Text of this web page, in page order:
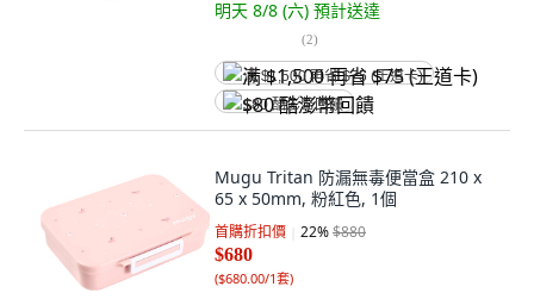
明天 8/8 (六) 預計送達
(2)
满 $1,500 再省 $75 (王道卡)
$80 酷澎幣回饋
Mugu Tritan 防漏無毒便當盒 210 x
65 x 50mm, 粉紅色, 1個
首購折扣價 22%$880
$680
($680.00/1套)